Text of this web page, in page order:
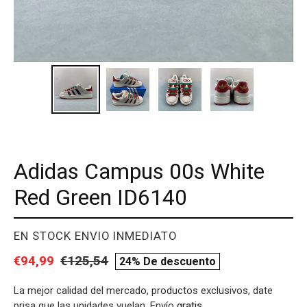
Adidas Campus 00s White
Red Green ID6140
PROVEEDOR
EN STOCK ENVIO INMEDIATO
Precio
venta
€94,99 Precio
€125,54
compare
24% De descuento
La mejor calidad del mercado, productos exclusivos, date